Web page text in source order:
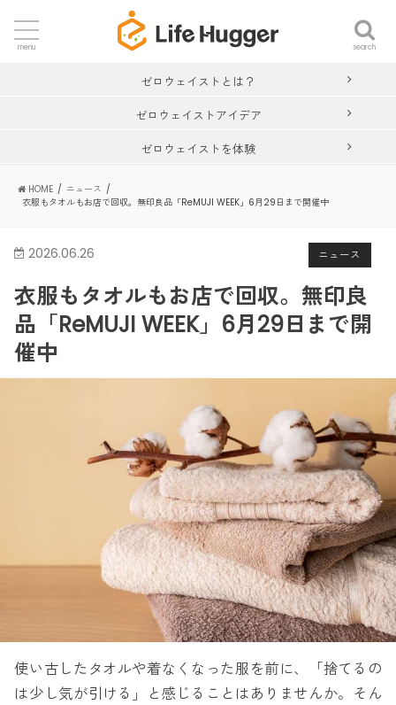
search
menu
ゼロウェイストとは？
ゼロウェイストアイデア
ゼロウェイストを体験
HOME
ニュース
衣服もタオルもお店で回収。無印良品「ReMUJI WEEK」6月29日まで開催中
ニュース
2026.06.26
衣服もタオルもお店で回収。無印良
品「ReMUJI WEEK」6月29日まで開
催中
使い古したタオルや着なくなった服を前に、「捨てるの
は少し気が引ける」と感じることはありませんか。そん